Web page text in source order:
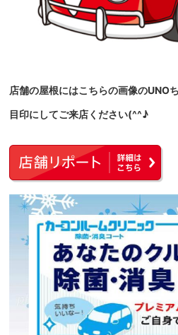
店舗の屋根にはこちらの画像のUNO
目印にしてご来店ください(^^♪